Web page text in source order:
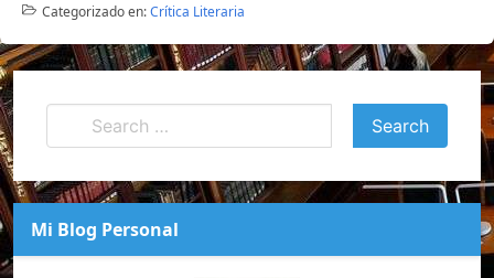
Categorizado en:Crítica Literaria
Mi Blog Personal